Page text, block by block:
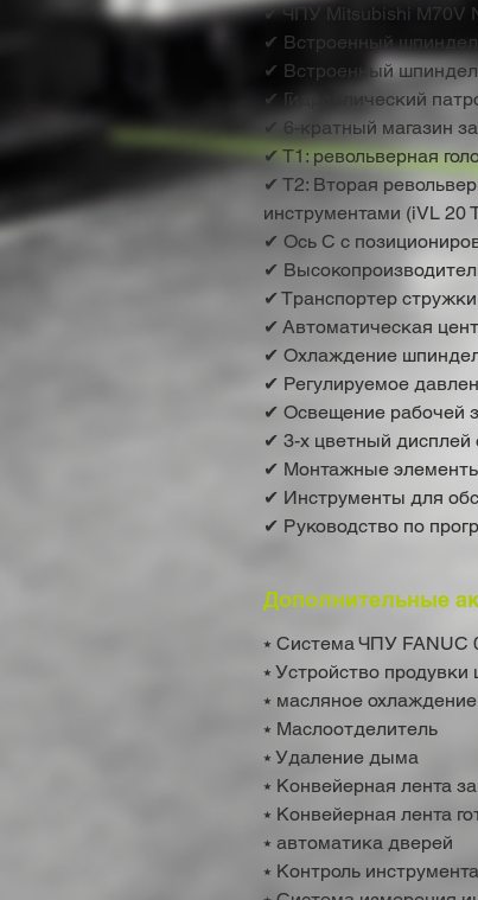
✔ ЧПУ Mitsubishi M70V
✔ Встроенный
✔ Встроенный
✔ Гидравлический
✔ 6-кратный магазин
✔ T1: револьверная
✔ T2: Вторая
инструментами (iVL 20
✔ Ось C с
✔
✔ Транспортер
✔ Автоматическая
✔ Охлаждение
✔ Регулируемое
✔ Освещение рабочей
✔ 3-х цветный
✔ Монтажные
✔ Инструменты для
✔ Руководство по
Дополнительные
⭑ Система ЧПУ FANUC
⭑ Устройство
⭑ масляное охлаждение
⭑ Маслоотделитель
⭑ Удаление дыма
⭑ Конвейерная лента
⭑ Конвейерная лента
⭑ автоматика дверей
⭑ Контроль инструмента